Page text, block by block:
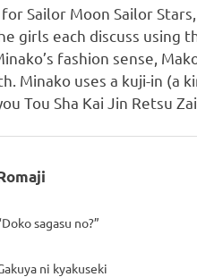
Sailor Moon Sailor
girls each discuss
fashion sense,
Minako uses a kuji-in
Tou Sha Kai Jin Retsu Zai
sagasu no?”
ni kyakuseki